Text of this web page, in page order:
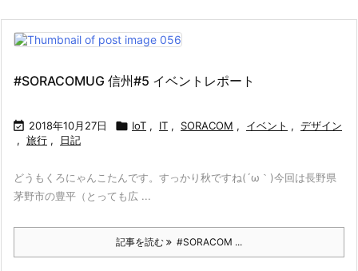
#SORACOMUG 信州#5 イベントレポート
 2018年10月27日  IoT , IT , SORACOM , イベント , デザイン
, 旅行 , 日記
どうもくろにゃんこたんです。すっかり秋ですね(´ω｀)今回は長野県
茅野市の豊平（とっても広 ...
記事を読む #SORACOM ...